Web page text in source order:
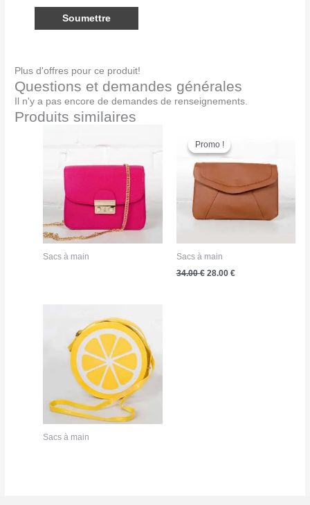
Plus d'offres pour ce produit!
Questions et demandes générales
Il n'y a pas encore de demandes de renseignements.
Produits similaires
Sacs à main
Promo !
Promo !
Sacs à main
34.00€ Le
28.00 €Le
Sacs à main